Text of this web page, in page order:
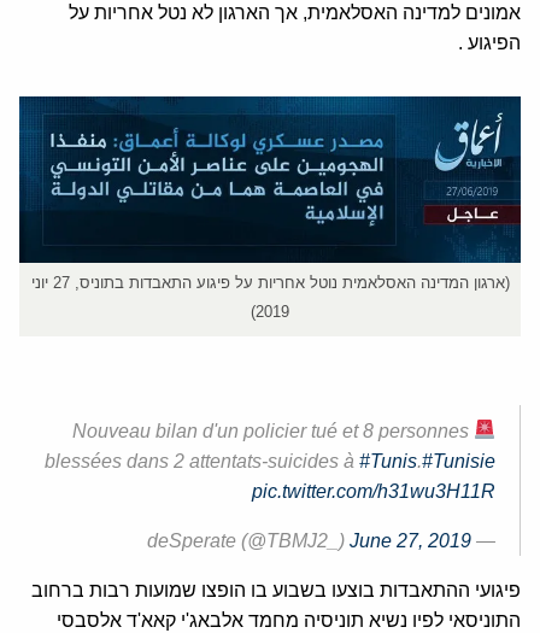
אמונים למדינה האסלאמית, אך הארגון לא נטל אחריות על
הפיגוע .
(ארגון המדינה האסלאמית נוטל אחריות על פיגוע התאבדות בתוניס, 27 יוני
2019)
Nouveau bilan d'un policier tué et 8 personnes
blessées dans 2 attentats-suicides à #Tunis.#Tunisie
pic.twitter.com/h31wu3H11R
— deSperate (@TBMJ2_)
June 27, 2019
פיגועי ההתאבדות בוצעו בשבוע בו הופצו שמועות רבות ברחוב
התוניסאי לפיו נשיא תוניסיה מחמד אלבאג'י קאא'ד אלסבסי